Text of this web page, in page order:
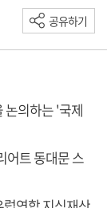
공유하기
논의하는 '국제
어트 동대문 스